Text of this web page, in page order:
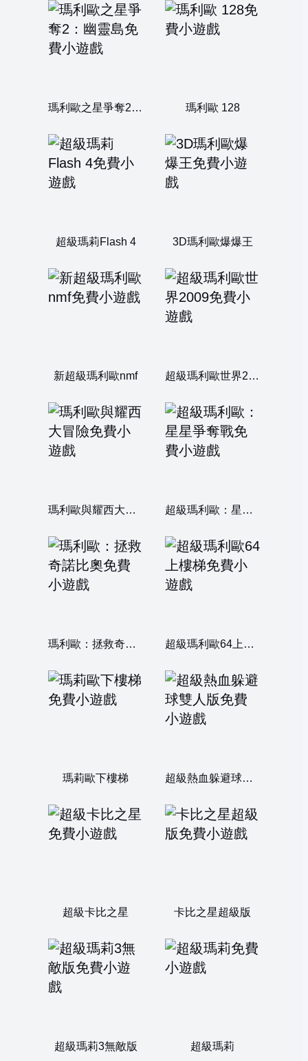
瑪利歐之星爭奪2：幽靈島 瑪利歐 128
超級瑪莉Flash 4 3D瑪利歐爆爆王
新超級瑪利歐nmf 超級瑪利歐世界2009
瑪利歐與耀西大冒險 超級瑪利歐：星星爭奪戰
瑪利歐：拯救奇諾比奧 超級瑪利歐64上樓梯
瑪莉歐下樓梯 超級熱血躲避球雙人版
超級卡比之星 卡比之星超級版
超級瑪莉3無敵版 超級瑪莉